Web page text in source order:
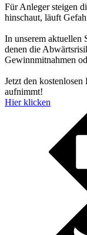
Für Anleger steigen
hinschaut, läuft
In unserem aktuellen
denen die
Gewinnmitnahmen
Jetzt den
aufnimmt!
Hier klicken